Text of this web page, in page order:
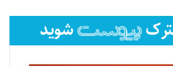
رستمی